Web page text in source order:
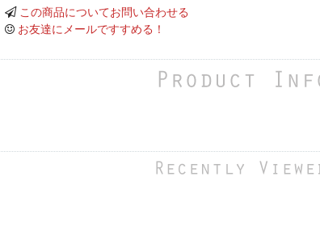
この商品についてお問い合わせる
お友達にメールですすめる！